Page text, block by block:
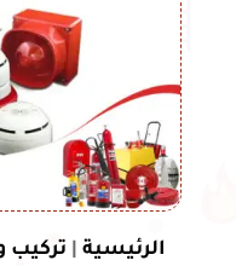
الرئيسية تركيب